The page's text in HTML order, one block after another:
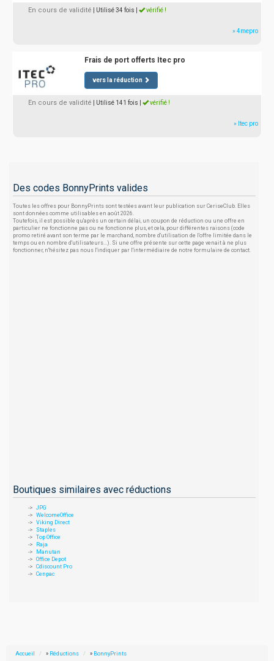
En cours de validité | Utilisé 34 fois vérifié !
» 4mepro
Frais de port offerts Itec pro
vers la réduction
En cours de validité | Utilisé 141 fois vérifié !
» Itec pro
Des codes BonnyPrints valides
Toutes les offres pour BonnyPrints sont testées avant leur publication sur CeriseClub. Elles
sont données comme utilisables en août 2026.
Toutefois, il est possible qu'après un certain délai, un coupon de réduction ou une offre en
particulier ne fonctionne pas ou ne fonctionne plus, et cela, pour différentes raisons (code
promo retiré avant son terme par le marchand, nombre d'utilisation de l'offre limitée dans le
temps ou en nombre d'utilisateurs...). Si une offre présente sur cette page venait à ne plus
fonctionner, n'hésitez pas nous l'indiquer par l'intermédiaire de notre formulaire de contact.
Boutiques similaires avec réductions
JPG
WelcomeOffice
Viking Direct
Staples
Top Office
Raja
Manutan
Office Depot
Cdiscount Pro
Cenpac
Accueil » Réductions » BonnyPrints